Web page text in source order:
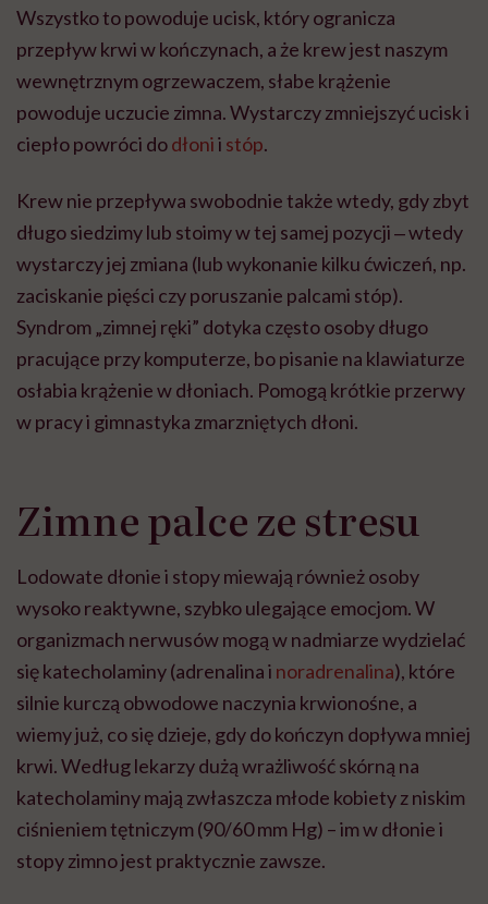
Wszystko to powoduje ucisk, który ogranicza
przepływ krwi w kończynach, a że krew jest naszym
wewnętrznym ogrzewaczem, słabe krążenie
powoduje uczucie zimna. Wystarczy zmniejszyć ucisk i
ciepło powróci dodłonii stóp.
Krew nie przepływa swobodnie także wtedy, gdy zbyt
długo siedzimy lub stoimy w tej samej pozycji ‒ wtedy
wystarczy jej zmiana (lub wykonanie kilku ćwiczeń, np.
zaciskanie pięści czy poruszanie palcami stóp).
Syndrom „zimnej ręki” dotyka często osoby długo
pracujące przy komputerze, bo pisanie na klawiaturze
osłabia krążenie w dłoniach. Pomogą krótkie przerwy
w pracy i gimnastyka zmarzniętych dłoni.
Zimne palce ze stresu
Lodowate dłonie i stopy miewają również osoby
wysoko reaktywne, szybko ulegające emocjom. W
organizmach nerwusów mogą w nadmiarze wydzielać
się katecholaminy (adrenalina i noradrenalina), które
silnie kurczą obwodowe naczynia krwionośne, a
wiemy już, co się dzieje, gdy do kończyn dopływa mniej
krwi. Według lekarzy dużą wrażliwość skórną na
katecholaminy mają zwłaszcza młode kobiety z niskim
ciśnieniem tętniczym (90/60 mm Hg) – im w dłonie i
stopy zimno jest praktycznie zawsze.